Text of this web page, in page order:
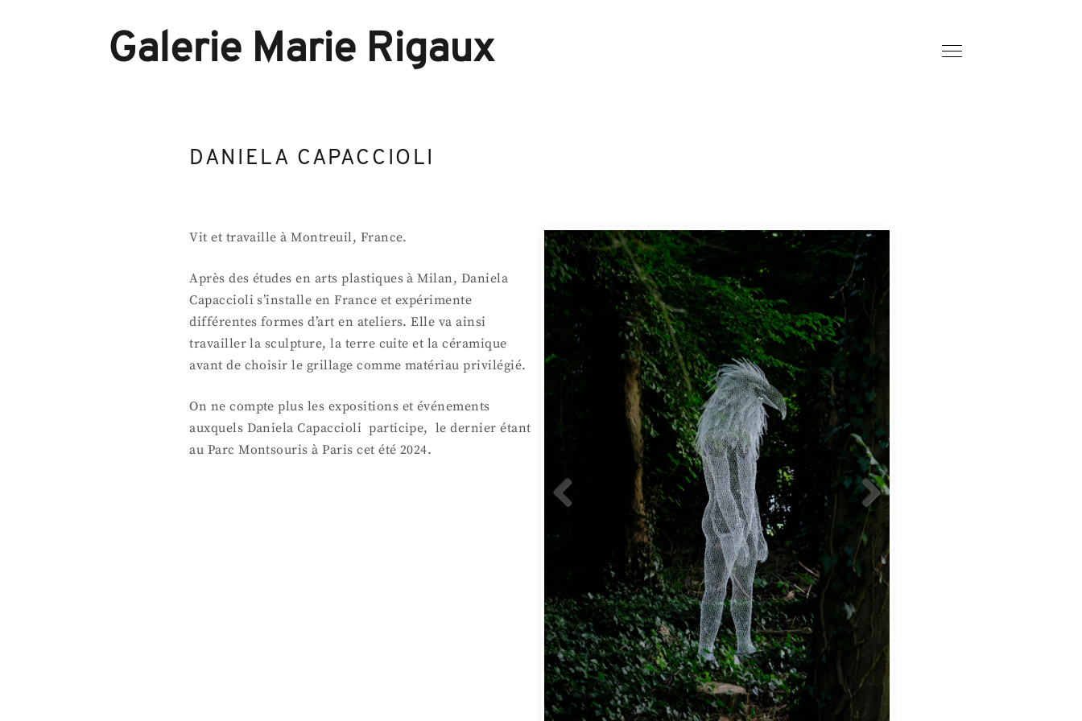
Galerie Marie Rigaux
DANIELA CAPACCIOLI
Vit et travaille à Montreuil, France.
Après des études en arts plastiques à Milan, Daniela
Capaccioli s’installe en France et expérimente
différentes formes d’art en ateliers. Elle va ainsi
travailler la sculpture, la terre cuite et la céramique
avant de choisir le grillage comme matériau privilégié.
On ne compte plus les expositions et événements
auxquels Daniela Capaccioli participe, le dernier étant
au Parc Montsouris à Paris cet été 2024.